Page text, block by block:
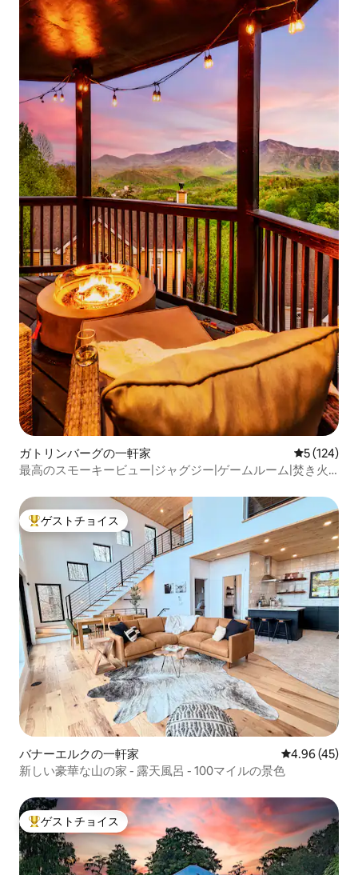
ガトリンバーグの一軒家 レビュー
5 (124)
最高のスモーキービュー|ジャグジー|ゲームルーム|焚き火
大好評のゲストチョイスです。
ゲストチョイス
バナーエルクの一軒家 レビュー45
4.96 (45)
新しい豪華な山の家 - 露天風呂 - 100マイルの景色
大好評のゲストチョイスです。
ゲストチョイス